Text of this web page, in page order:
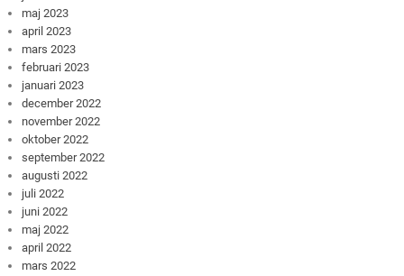
maj 2023
april 2023
mars 2023
februari 2023
januari 2023
december 2022
november 2022
oktober 2022
september 2022
augusti 2022
juli 2022
juni 2022
maj 2022
april 2022
mars 2022